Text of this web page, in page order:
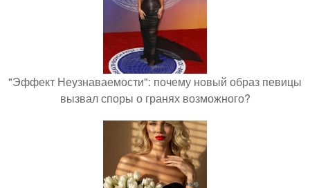
"Эффект Неузнаваемости": почему новый образ певицы
вызвал споры о гранях возможного?